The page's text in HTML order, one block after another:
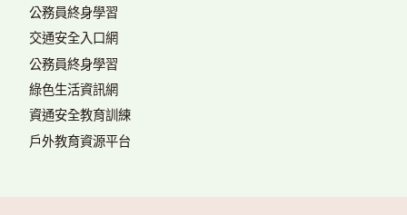
公務員終身學習
交通安全入口網
公務員終身學習
綠色生活資訊網
資通安全教育訓練
戶外教育資源平台